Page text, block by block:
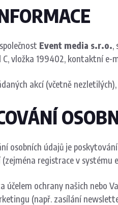
Event media s.r.o.,
vložka 199402, kontaktní e-
akcí (včetně
osobních údajů je
registrace v systému
účelem ochrany našich nebo
(např. zasílání